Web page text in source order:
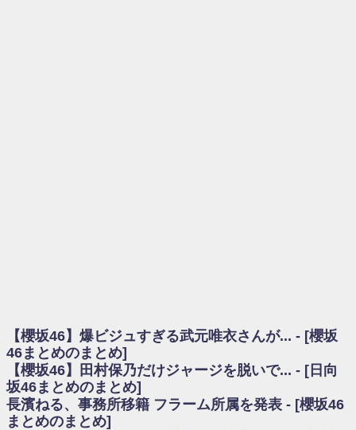
日向坂46まとめのまとめ / 【日向坂46】富田鈴花1st写真集、発売記念記者
会見の模様がこちら！
乃木坂欅坂まとめのまとめ / 【日向坂46】河田陽菜卒業の影響、ガチでデ
カそう...
欅坂あんてな ～欅坂46のニュース・情報・話題をピックアップ / れなッ
ピーズ集結！櫻坂46守屋麗奈×遠藤理子、8/6「ラヴィット！」水曜スタジオ出
演決定
【櫻坂46】爆ビジュすぎる武元唯衣さんが... - [櫻坂
46まとめのまとめ]
【櫻坂46】田村保乃だけジャージを脱いで... - [日向
坂46まとめのまとめ]
長濱ねる、事務所移籍 フラーム所属を発表 - [櫻坂46
まとめのまとめ]